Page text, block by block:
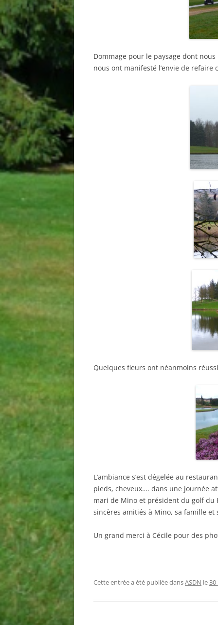
Dommage pour le paysage dont
nous ont manifesté l’envie de
Quelques fleurs ont néanmoins
L’ambiance s’est dégelée au
pieds, cheveux…. dans une journée
mari de Mino et président du golf du
sincères amitiés à Mino, sa famille et
Un grand merci à Cécile pour des
Cette entrée a été publiée dansASDN le30